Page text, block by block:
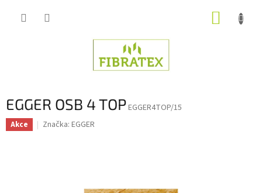
EGGER OSB 4 TOPEGGER4TOP/15
Akce Značka: EGGER